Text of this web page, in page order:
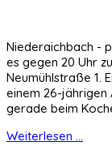
Niederaichbach -
es gegen 20 Uhr
Neumühlstraße 1.
einem 26-jährigen
gerade beim
Weiterlesen ...